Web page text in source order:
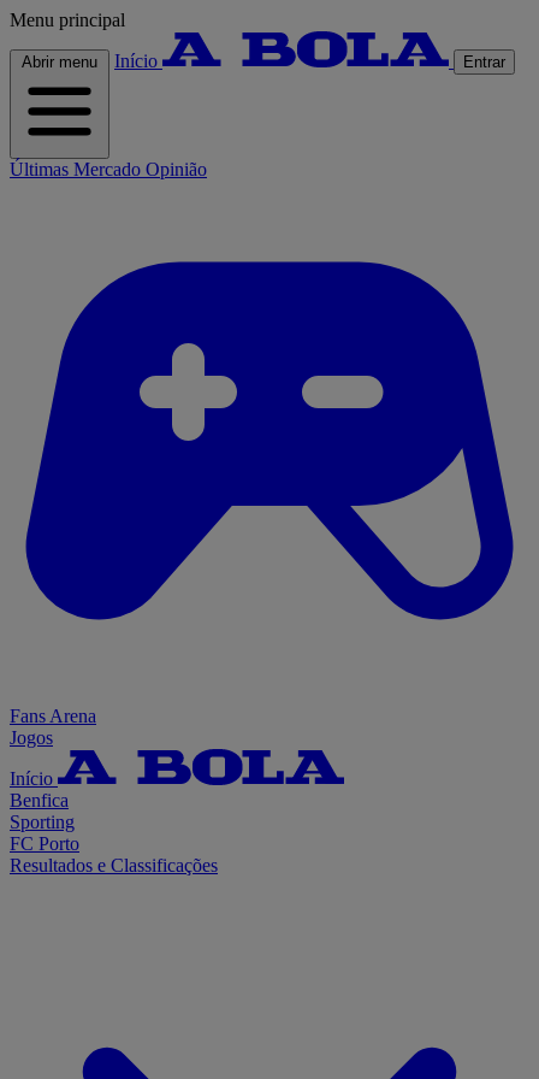
Menu principal
Abrir menu Início Entrar
Últimas Mercado Opinião
Fans Arena
Jogos
Início
Benfica
Sporting
FC Porto
Resultados e Classificações